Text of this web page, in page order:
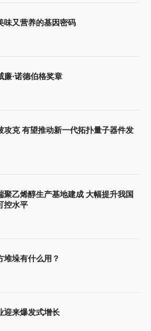
味又营养的基因密码
廉·诺德伯格奖章
攻克 有望推动新一代拓扑量子器件发
聚乙烯醇生产基地建成 大幅提升我国
控水平
堆垛有什么用？
迎来爆发式增长